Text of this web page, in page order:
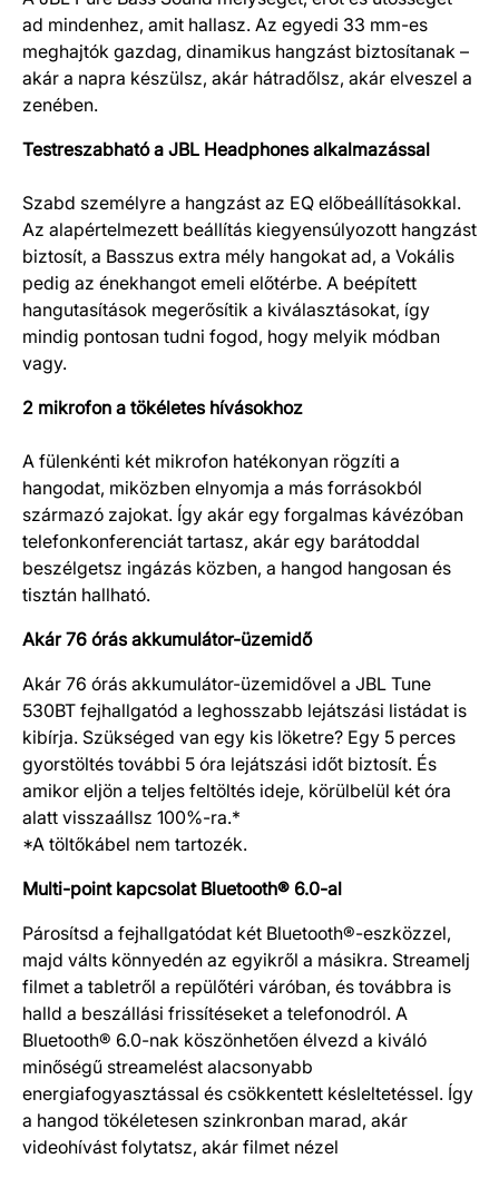
ad mindenhez, amit hallasz. Az egyedi 33 mm-es
meghajtók gazdag, dinamikus hangzást biztosítanak –
akár a napra készülsz, akár hátradőlsz, akár elveszel a
zenében.
Testreszabható a JBL Headphones alkalmazással
Szabd személyre a hangzást az EQ előbeállításokkal.
Az alapértelmezett beállítás kiegyensúlyozott hangzást
biztosít, a Basszus extra mély hangokat ad, a Vokális
pedig az énekhangot emeli előtérbe. A beépített
hangutasítások megerősítik a kiválasztásokat, így
mindig pontosan tudni fogod, hogy melyik módban
vagy.
2 mikrofon a tökéletes hívásokhoz
A fülenkénti két mikrofon hatékonyan rögzíti a
hangodat, miközben elnyomja a más forrásokból
származó zajokat. Így akár egy forgalmas kávézóban
telefonkonferenciát tartasz, akár egy barátoddal
beszélgetsz ingázás közben, a hangod hangosan és
tisztán hallható.
Akár 76 órás akkumulátor-üzemidő
Akár 76 órás akkumulátor-üzemidővel a JBL Tune
530BT fejhallgatód a leghosszabb lejátszási listádat is
kibírja. Szükséged van egy kis löketre? Egy 5 perces
gyorstöltés további 5 óra lejátszási időt biztosít. És
amikor eljön a teljes feltöltés ideje, körülbelül két óra
alatt visszaállsz 100%-ra.*
*A töltőkábel nem tartozék.
Multi-point kapcsolat Bluetooth® 6.0-al
Párosítsd a fejhallgatódat két Bluetooth®-eszközzel,
majd válts könnyedén az egyikről a másikra. Streamelj
filmet a tabletről a repülőtéri váróban, és továbbra is
halld a beszállási frissítéseket a telefonodról. A
Bluetooth® 6.0-nak köszönhetően élvezd a kiváló
minőségű streamelést alacsonyabb
energiafogyasztással és csökkentett késleltetéssel. Így
a hangod tökéletesen szinkronban marad, akár
videohívást folytatsz, akár filmet nézel